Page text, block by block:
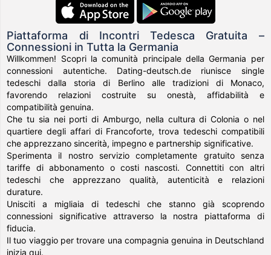
Piattaforma di Incontri Tedesca Gratuita –
Connessioni in Tutta la Germania
Willkommen! Scopri la comunità principale della Germania per
connessioni autentiche. Dating-deutsch.de riunisce single
tedeschi dalla storia di Berlino alle tradizioni di Monaco,
favorendo relazioni costruite su onestà, affidabilità e
compatibilità genuina.
Che tu sia nei porti di Amburgo, nella cultura di Colonia o nel
quartiere degli affari di Francoforte, trova tedeschi compatibili
che apprezzano sincerità, impegno e partnership significative.
Sperimenta il nostro servizio completamente gratuito senza
tariffe di abbonamento o costi nascosti. Connettiti con altri
tedeschi che apprezzano qualità, autenticità e relazioni
durature.
Unisciti a migliaia di tedeschi che stanno già scoprendo
connessioni significative attraverso la nostra piattaforma di
fiducia.
Il tuo viaggio per trovare una compagnia genuina in Deutschland
inizia qui.